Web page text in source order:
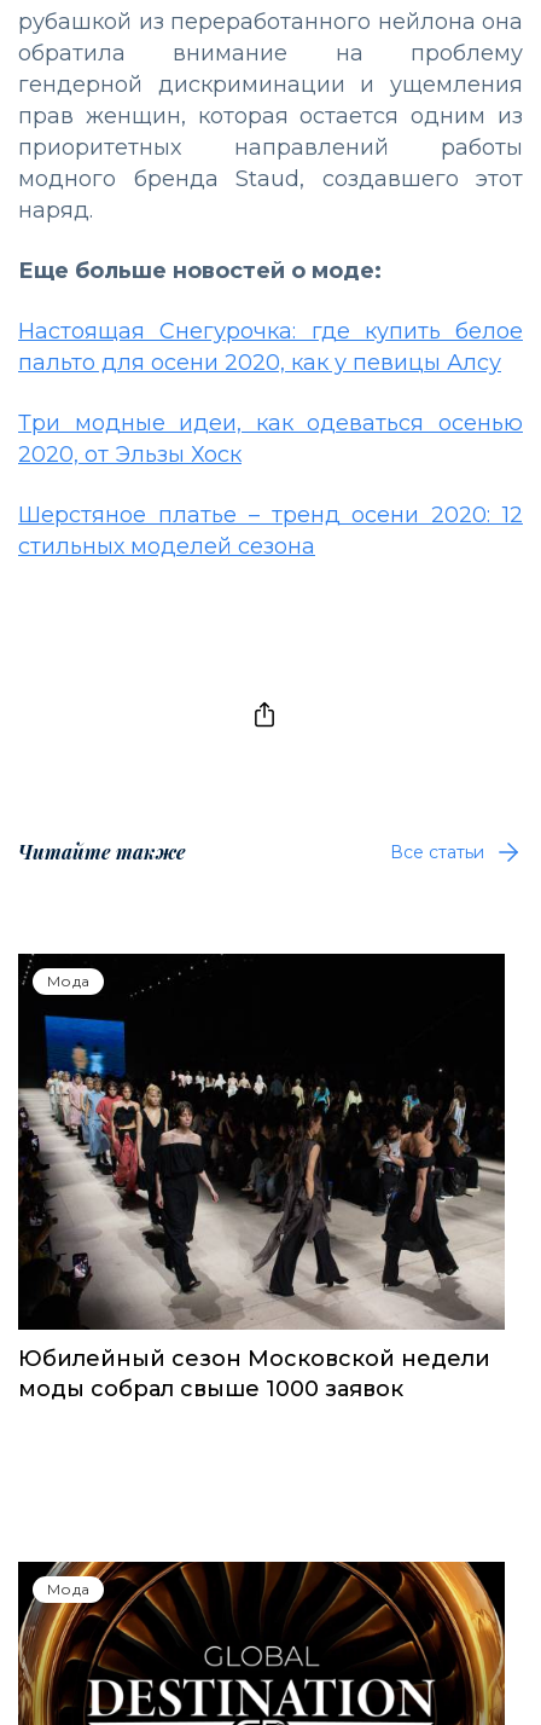
рубашкой из переработанного нейлона она
обратила внимание на проблему
гендерной дискриминации и ущемления
прав женщин, которая остается одним из
приоритетных направлений работы
модного бренда Staud, создавшего этот
наряд.
Еще больше новостей о моде:
Настоящая Снегурочка: где купить белое
пальто для осени 2020, как у певицы Алсу
Три модные идеи, как одеваться осенью
2020, от Эльзы Хоск
Шерстяное платье – тренд осени 2020: 12
стильных моделей сезона
Читайте также Все статьи
Мода